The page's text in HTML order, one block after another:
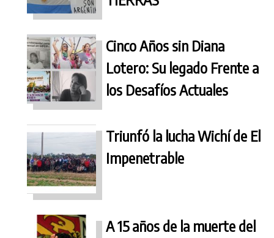
Cinco Años sin Diana
Lotero: Su legado Frente a
los Desafíos Actuales
Triunfó la lucha Wichí de El
Impenetrable
A 15 años de la muerte del